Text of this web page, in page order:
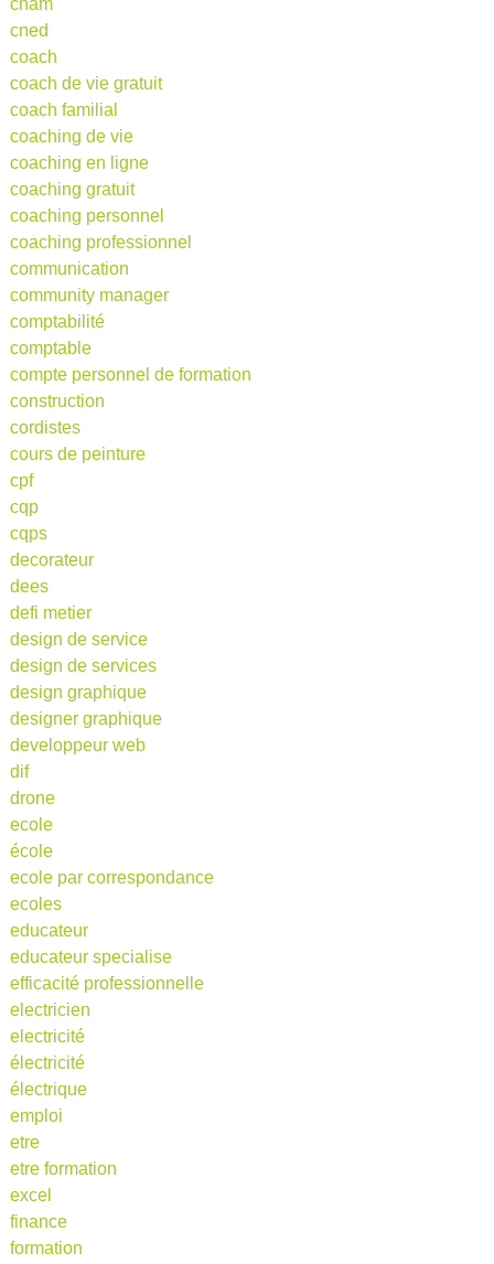
cnam
cned
coach
coach de vie gratuit
coach familial
coaching de vie
coaching en ligne
coaching gratuit
coaching personnel
coaching professionnel
communication
community manager
comptabilité
comptable
compte personnel de formation
construction
cordistes
cours de peinture
cpf
cqp
cqps
decorateur
dees
defi metier
design de service
design de services
design graphique
designer graphique
developpeur web
dif
drone
ecole
école
ecole par correspondance
ecoles
educateur
educateur specialise
efficacité professionnelle
electricien
electricité
électricité
électrique
emploi
etre
etre formation
excel
finance
formation